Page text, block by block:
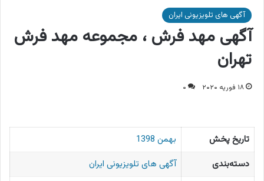
آگهی های تلویزیونی ایران
آگهی مهد فرش ، مجموعه مهد فرش
تهران
۱۸ فوریه ۲۰۲۰ ۰
تاریخ پخش
بهمن 1398
دسته‌بندی
آگهی های تلویزیونی ایران